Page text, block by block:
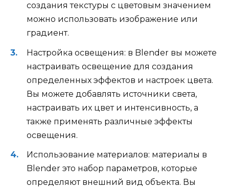
создания текстуры с цветовым значением
можно использовать изображение или
градиент.
Настройка освещения: в Blender вы можете
настраивать освещение для создания
определенных эффектов и настроек цвета.
Вы можете добавлять источники света,
настраивать их цвет и интенсивность, а
также применять различные эффекты
освещения.
Использование материалов: материалы в
Blender это набор параметров, которые
определяют внешний вид объекта. Вы